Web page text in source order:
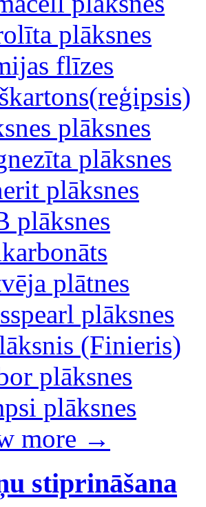
plāksnes
flīzes
plāksnes
plāksnes
plāksnes
plāksnes
plātnes
plāksnes
(Finieris)
plāksnes
plāksnes
more →
stiprināšana